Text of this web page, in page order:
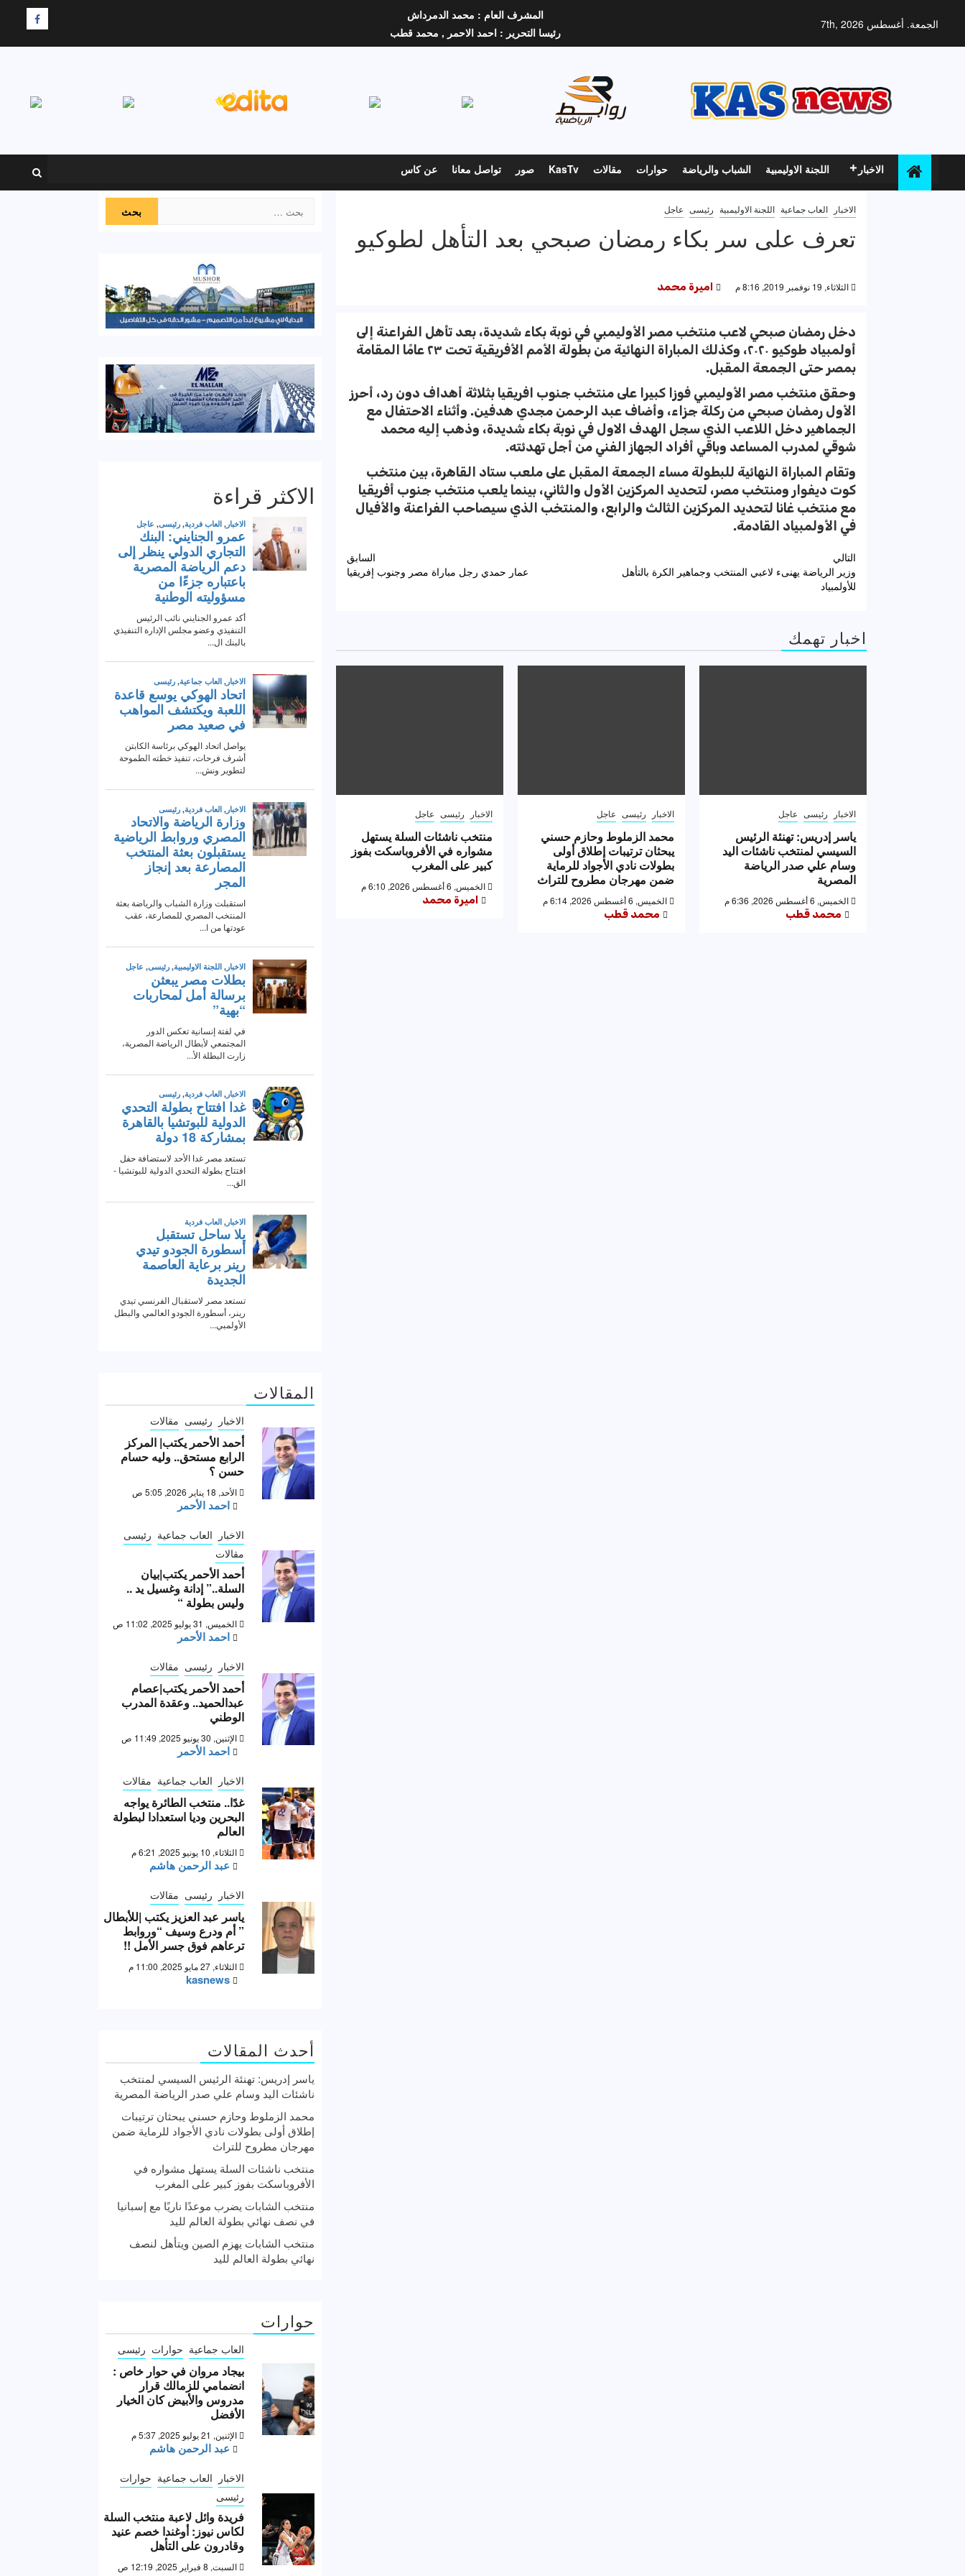
الجمعة. أغسطس 7th, 2026
المشرف العام : محمد الدمرداش
رئيسا التحرير : احمد الاحمر , محمد قطب
F
الاخبار اللجنة الاوليمبية الشباب والرياضة حوارات مقالات KasTv صور تواصل معانا عن كاس
الاخبار العاب جماعية اللجنة الاوليمبية رئيسى عاجل
تعرف على سر بكاء رمضان صبحي بعد التأهل لطوكيو
الثلاثاء, 19 نوفمبر 2019, 8:16 م اميرة محمد
دخل رمضان صبحي لاعب منتخب مصر الأوليمبي في نوبة بكاء شديدة، بعد تأهل الفراعنة إلى
أولمبياد طوكيو ٢٠٢٠، وكذلك المباراة النهائية من بطولة الأمم الأفريقية تحت ٢٣ عامًا المقامة
بمصر حتى الجمعة المقبل.
وحقق منتخب مصر الأوليمبي فوزا كبيرا على منتخب جنوب افريقيا بثلاثة أهداف دون رد، أحرز
الأول رمضان صبحي من ركلة جزاء، وأضاف عبد الرحمن مجدي هدفين. وأثناء الاحتفال مع
الجماهير دخل اللاعب الذي سجل الهدف الاول في نوبة بكاء شديدة، وذهب إليه محمد
شوقي لمدرب المساعد وباقي أفراد الجهاز الفني من أجل تهدئته.
وتقام المباراة النهائية للبطولة مساء الجمعة المقبل على ملعب ستاد القاهرة، بين منتخب
كوت ديفوار ومنتخب مصر، لتحديد المركزين الأول والثاني، بينما يلعب منتخب جنوب أفريقيا
مع منتخب غانا لتحديد المركزين الثالث والرابع، والمنتخب الذي سيصاحب الفراعنة والأفيال
في الأولمبياد القادمة.
تصفّح
المقالات
السابق
عمار حمدي رجل مباراة مصر وجنوب إفريقيا
التالي
وزير الرياضة يهنىء لاعبي المنتخب وجماهير الكرة بالتأهل
للأولمبياد
اخبار تهمك
الاخبار رئيسى عاجل
ياسر إدريس: تهنئة الرئيس
السيسي لمنتخب ناشئات اليد
وسام علي صدر الرياضة
المصرية
الخميس, 6 أغسطس 2026, 6:36 م
محمد قطب
الاخبار رئيسى عاجل
محمد الزملوط وحازم حسني
يبحثان ترتيبات إطلاق أولى
بطولات نادي الأجواد للرماية
ضمن مهرجان مطروح للتراث
الخميس, 6 أغسطس 2026, 6:14 م
محمد قطب
الاخبار رئيسى عاجل
منتخب ناشئات السلة يستهل
مشواره في الأفروباسكت بفوز
كبير على المغرب
الخميس, 6 أغسطس 2026, 6:10 م
اميرة محمد
عن:
الاكثر قراءة
المقالات
الاخبار رئيسى مقالات
أحمد الأحمر يكتب| المركز
الرابع مستحق.. وليه حسام
حسن ؟
الأحد, 18 يناير 2026, 5:05 ص
احمد الأحمر
الاخبار العاب جماعية رئيسى
مقالات
أحمد الأحمر يكتب|بيان
السلة..” إدانة وغسيل يد ..
وليس بطولة “
الخميس, 31 يوليو 2025, 11:02 ص
احمد الأحمر
الاخبار رئيسى مقالات
أحمد الأحمر يكتب|عصام
عبدالحميد.. وعقدة المدرب
الوطني
الإثنين, 30 يونيو 2025, 11:49 ص
احمد الأحمر
الاخبار العاب جماعية مقالات
غدًا.. منتخب الطائرة يواجه
البحرين وديا استعدادا لبطولة
العالم
الثلاثاء, 10 يونيو 2025, 6:21 م
عبد الرحمن هاشم
الاخبار رئيسى مقالات
ياسر عبد العزيز يكتب |للأبطال
” أم ودرع وسيف “وروابط
ترعاهم فوق جسر الأمل !!
الثلاثاء, 27 مايو 2025, 11:00 م
kasnews
أحدث المقالات
ياسر إدريس: تهنئة الرئيس السيسي لمنتخب
ناشئات اليد وسام علي صدر الرياضة المصرية
محمد الزملوط وحازم حسني يبحثان ترتيبات
إطلاق أولى بطولات نادي الأجواد للرماية ضمن
مهرجان مطروح للتراث
منتخب ناشئات السلة يستهل مشواره في
الأفروباسكت بفوز كبير على المغرب
منتخب الشابات يضرب موعدًا ناريًا مع إسبانيا
في نصف نهائي بطولة العالم لليد
منتخب الشابات يهزم الصين ويتأهل لنصف
نهائي بطولة العالم لليد
حوارات
العاب جماعية حوارات رئيسى
بيجاد مروان في حوار خاص :
انضمامي للزمالك قرار
مدروس والأبيض كان الخيار
الأفضل
الإثنين, 21 يوليو 2025, 5:37 م
عبد الرحمن هاشم
الاخبار العاب جماعية حوارات
رئيسى
فريدة وائل لاعبة منتخب السلة
لكاس نيوز: أوغندا خصم عنيد
وقادرون على التأهل
السبت, 8 فبراير 2025, 12:19 ص